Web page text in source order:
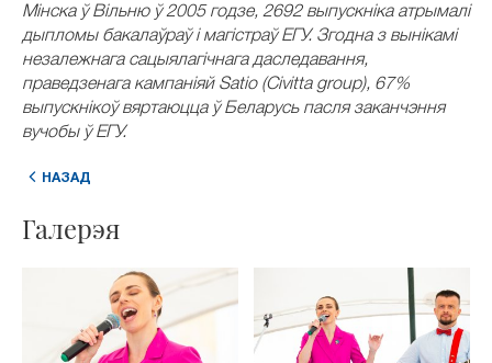
Мінска ў Вільню ў 2005 годзе, 2692 выпускніка атрымалі
дыпломы бакалаўраў і магістраў ЕГУ. Згодна з вынікамі
незалежнага сацыялагічнага даследавання,
праведзенага кампаніяй Satio (Civitta group), 67%
выпускнікоў вяртаюцца ў Беларусь пасля заканчэння
вучобы ў ЕГУ.
НАЗАД
Галерэя